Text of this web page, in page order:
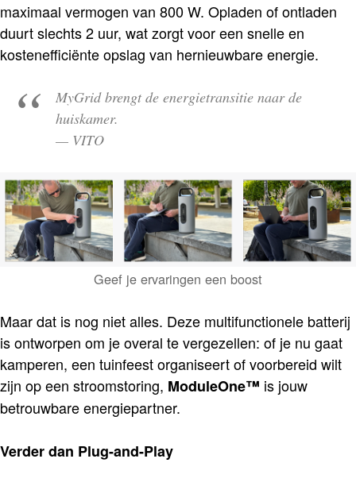
maximaal vermogen van 800 W. Opladen of ontladen
duurt slechts 2 uur, wat zorgt voor een snelle en
kostenefficiënte opslag van hernieuwbare energie.
MyGrid brengt de energietransitie naar de
huiskamer.
— VITO
Geef je ervaringen een boost
Maar dat is nog niet alles. Deze multifunctionele batterij
is ontworpen om je overal te vergezellen: of je nu gaat
kamperen, een tuinfeest organiseert of voorbereid wilt
zijn op een stroomstoring, ModuleOne™ is jouw
betrouwbare energiepartner.
Verder dan Plug-and-Play